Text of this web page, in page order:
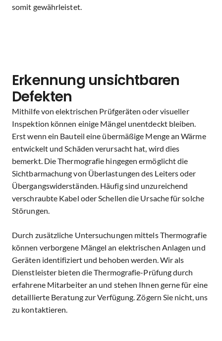
somit gewährleistet.
Erkennung unsichtbaren
Defekten
Mithilfe von elektrischen Prüfgeräten oder visueller
Inspektion können einige Mängel unentdeckt bleiben.
Erst wenn ein Bauteil eine übermäßige Menge an Wärme
entwickelt und Schäden verursacht hat, wird dies
bemerkt. Die Thermografie hingegen ermöglicht die
Sichtbarmachung von Überlastungen des Leiters oder
Übergangswiderständen. Häufig sind unzureichend
verschraubte Kabel oder Schellen die Ursache für solche
Störungen.
Durch zusätzliche Untersuchungen mittels Thermografie
können verborgene Mängel an elektrischen Anlagen und
Geräten identifiziert und behoben werden. Wir als
Dienstleister bieten die Thermografie-Prüfung durch
erfahrene Mitarbeiter an und stehen Ihnen gerne für eine
detaillierte Beratung zur Verfügung. Zögern Sie nicht, uns
zu kontaktieren.